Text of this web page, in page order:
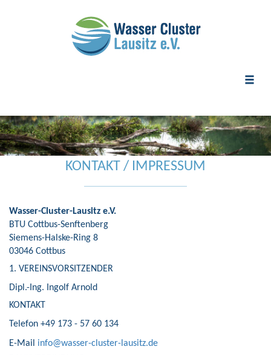
Toggle
KONTAKT / IMPRESSUM
Wasser-Cluster-Lausitz e.V.
BTU Cottbus-Senftenberg
Siemens-Halske-Ring 8
03046 Cottbus
1. VEREINSVORSITZENDER
Dipl.-Ing. Ingolf Arnold
KONTAKT
Telefon +49 173 - 57 60 134
E-Mail info@wasser-cluster-lausitz.de